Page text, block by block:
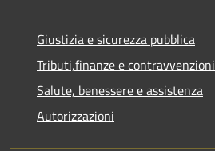
Giustizia e sicurezza pubblica
Tributi,finanze e contravvenzioni
Salute, benessere e assistenza
Autorizzazioni